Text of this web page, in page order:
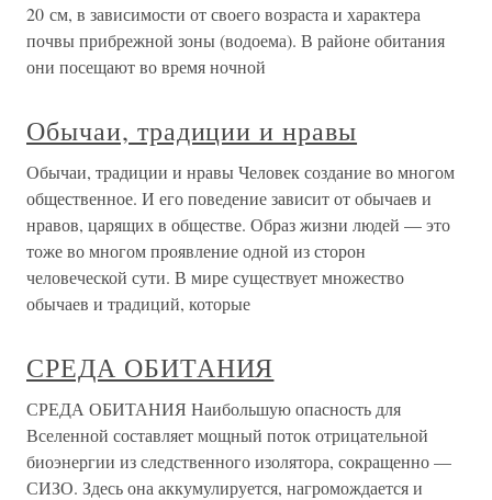
20 см, в зависимости от своего возраста и характера
почвы прибрежной зоны (водоема). В районе обитания
они посещают во время ночной
Обычаи, традиции и нравы
Обычаи, традиции и нравы Человек создание во многом
общественное. И его поведение зависит от обычаев и
нравов, царящих в обществе. Образ жизни людей — это
тоже во многом проявление одной из сторон
человеческой сути. В мире существует множество
обычаев и традиций, которые
СРЕДА ОБИТАНИЯ
СРЕДА ОБИТАНИЯ Наибольшую опасность для
Вселенной составляет мощный поток отрицательной
биоэнергии из следственного изолятора, сокращенно —
СИЗО. Здесь она аккумулируется, нагромождается и